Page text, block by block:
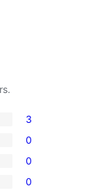
3
0
0
0